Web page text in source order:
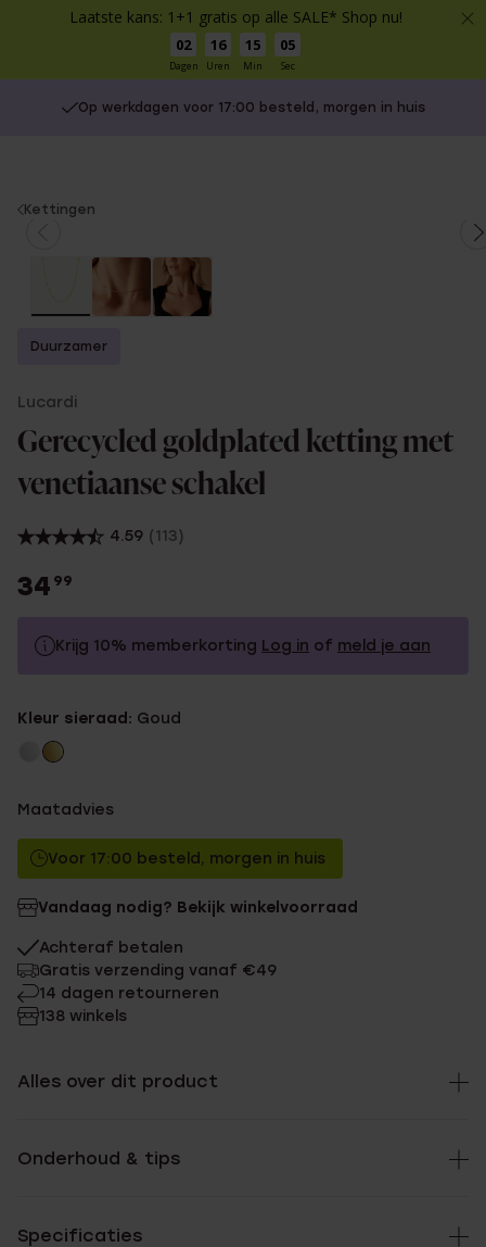
Laatste kans: 1+1 gratis op alle SALE* Shop nu!
02
Dagen
16
Uren
15
Min
04
Sec
Op werkdagen voor 17:00 besteld, morgen in huis
You
here:
Kettingen
Duurzamer
Lucardi
Gerecycled goldplated ketting met
venetiaanse schakel
4.59 (113)
34 99
Krijg 10% memberkorting Log in of meld je aan
Zonder memberkorting
Kleur sieraad: Goud
Maatadvies
Voor 17:00 besteld, morgen in huis
Vandaag nodig? Bekijk winkelvoorraad
Achteraf betalen
Gratis verzending vanaf €49
14 dagen retourneren
138 winkels
Alles over dit product
Onderhoud & tips
Specificaties